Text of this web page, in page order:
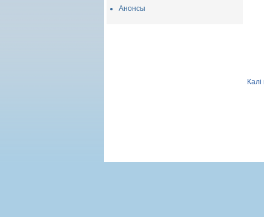
Анонсы